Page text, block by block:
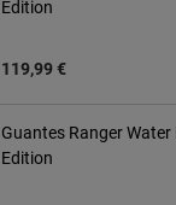
Edition
119,99 €
Guantes Ranger
Edition